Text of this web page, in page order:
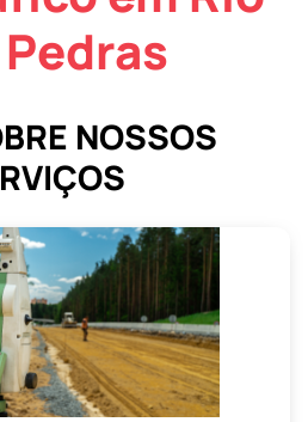
NOSSOS